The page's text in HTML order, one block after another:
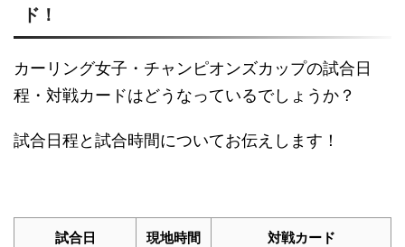
ド！
カーリング女子・チャンピオンズカップの試合日
程・対戦カードはどうなっているでしょうか？
試合日程と試合時間についてお伝えします！
試合日 現地時間 対戦カード